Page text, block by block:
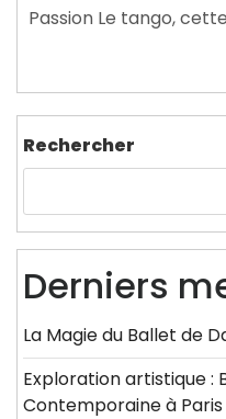
Passion Le tango,
Rechercher
Derniers
La Magie du Ballet de
Exploration artistique :
Contemporaine à Paris